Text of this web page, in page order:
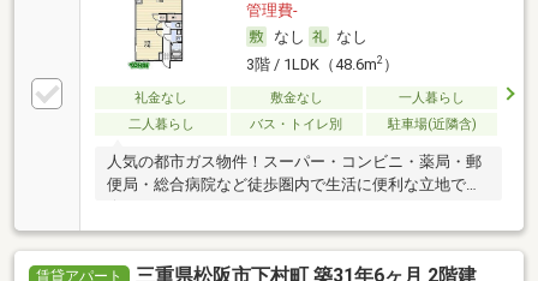
管理費-
なし
なし
3階 / 1LDK（48.6m2）
礼金なし 敷金なし
一人暮らし
二人暮らし
バス・トイレ別 駐車場(近隣含)
人気の都市ガス物件！スーパー・コンビニ・薬局・郵
便局・総合病院など徒歩圏内で生活に便利な立地です
賃貸アパート 三重県松阪市下村町 築31年6ヶ月 2階建